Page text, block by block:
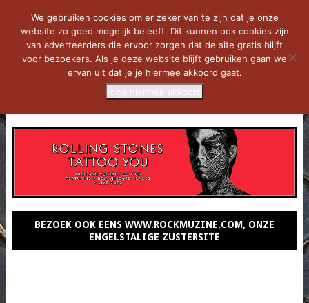
BEZOEK OOK EENS WWW.ROCKMUZINE.COM, ONZE
ENGELSTALIGE ZUSTERSITE
We gebruiken cookies om er zeker van te zijn dat je onze
website zo goed mogelijk beleeft. Dit kunnen ook cookies zijn
van adverteerders die ervoor zorgen dat de site gratis blijft
voor bezoekers. Als je deze website blijft gebruiken gaan we
ervan uit dat je je hiermee akkoord gaat.
Ik ga hiermee akkoord